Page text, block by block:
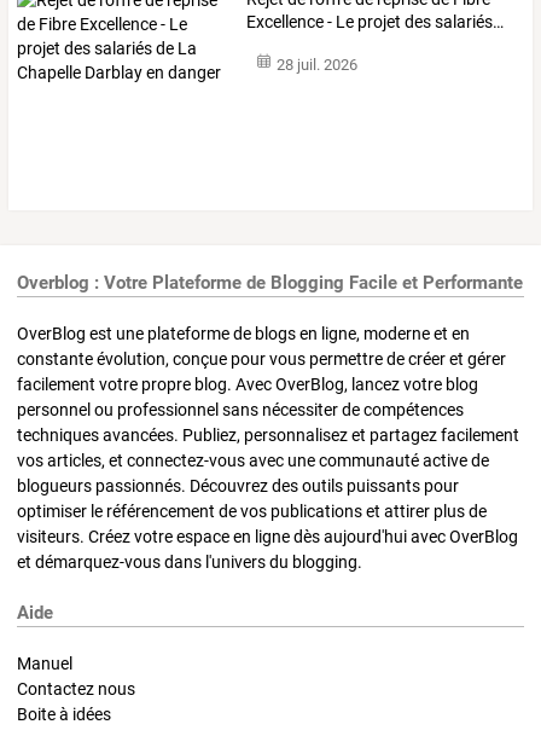
Excellence- Le projet dessalariés…
28 juil. 2026
Overblog : Votre Plateforme de Blogging Facile et Performante
OverBlog est une plateforme de blogs en ligne, moderne et en
constante évolution, conçue pour vous permettre de créer et gérer
facilement votre propre blog. Avec OverBlog, lancez votre blog
personnel ou professionnel sans nécessiter de compétences
techniques avancées. Publiez, personnalisez et partagez facilement
vos articles, et connectez-vous avec une communauté active de
blogueurs passionnés. Découvrez des outils puissants pour
optimiser le référencement de vos publications et attirer plus de
visiteurs. Créez votre espace en ligne dès aujourd'hui avec OverBlog
et démarquez-vous dans l'univers du blogging.
Aide
Manuel
Contactez nous
Boite à idées